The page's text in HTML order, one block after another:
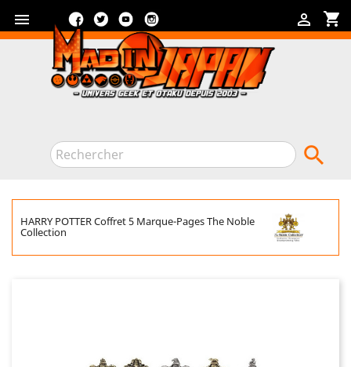
 shopping_cart

FacebookTwitterYouTube

HARRY POTTER Coffret 5 Marque-Pages The Noble
Collection